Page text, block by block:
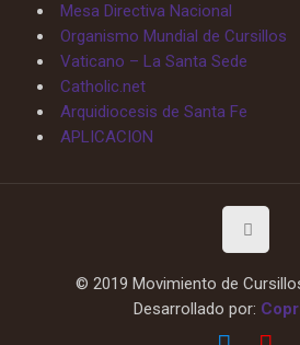
Mesa Directiva Nacional
Organismo Mundial de Cursillos
Vaticano – La Santa Sede
Catholic.net
Arquidiocesis de Santa Fe
APLICACION
© 2019 Movimiento de
Desarrollado por: